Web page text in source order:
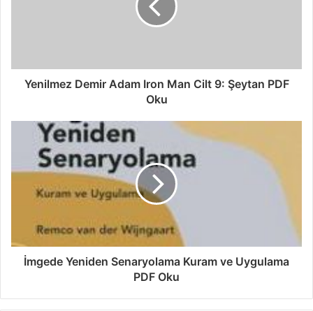
Yenilmez Demir Adam Iron Man Cilt 9: Şeytan PDF
Oku
İmgede Yeniden Senaryolama Kuram ve Uygulama
PDF Oku